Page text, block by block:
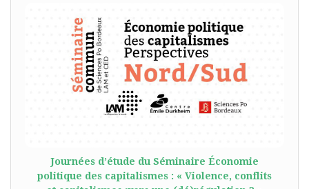
Journées d’étude du Séminaire Économie
politique des capitalismes : « Violence, conflits